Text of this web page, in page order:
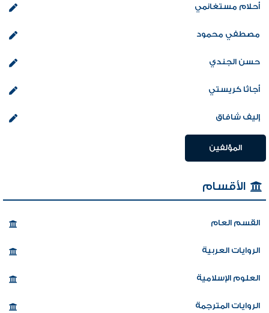
أحلام مستغانمي
مصطفي محمود
حسن الجندي
أجاثا كريستي
إليف شافاق
المؤلفين
الأقسام
القسم العام
الروايات العربية
العلوم الإسلامية
الروايات المترجمة